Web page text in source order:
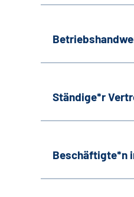
Ständige*r
Beschäftigte*n